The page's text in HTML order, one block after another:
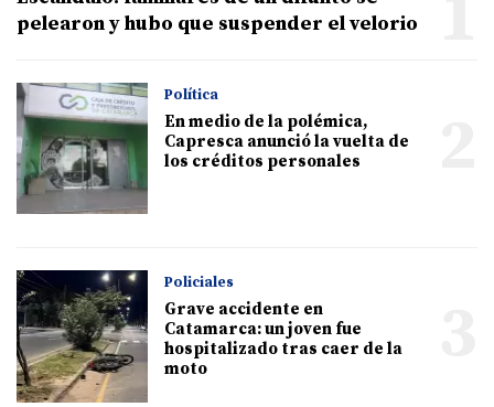
pelearon y hubo que suspender el velorio
Política
En medio de la polémica,
Capresca anunció la vuelta de
los créditos personales
Policiales
Grave accidente en
Catamarca: un joven fue
hospitalizado tras caer de la
moto